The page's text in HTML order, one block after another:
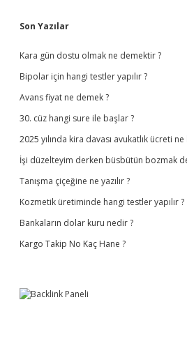
Sidebar
Son Yazılar
Kara gün dostu olmak ne demektir ?
Bipolar için hangi testler yapılır ?
Avans fiyat ne demek ?
30. cüz hangi sure ile başlar ?
2025 yılında kira davası avukatlık ücreti
İşi düzelteyim derken büsbütün bozmak
Tanışma çiçeğine ne yazılır ?
Kozmetik üretiminde hangi testler yapılır ?
Bankaların dolar kuru nedir ?
Kargo Takip No Kaç Hane ?